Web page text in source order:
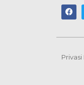
Privasi